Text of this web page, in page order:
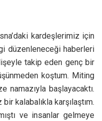
kardeşlerimiz için
düzenleneceği haberleri
takip eden genç bir
koştum. Miting
namazıyla başlayacaktı.
bir kalabalıkla karşılaştım.
ve insanlar gelmeye